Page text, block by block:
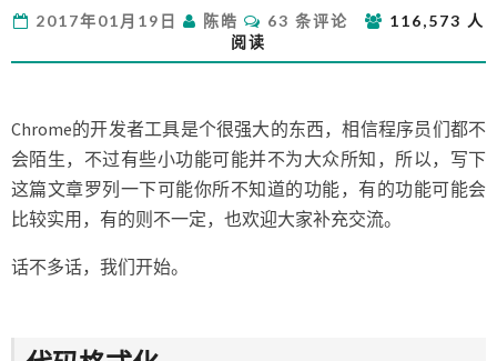
者
工
小
技
巧
2017年01月19日 陈皓
评
论
63 条评论
116,573 人
阅读
Chrome的开发者工具是个很强大的东西，相信程序员们都不
会陌生，不过有些小功能可能并不为大众所知，所以，写下
这篇文章罗列一下可能你所不知道的功能，有的功能可能会
比较实用，有的则不一定，也欢迎大家补充交流。
话不多话，我们开始。